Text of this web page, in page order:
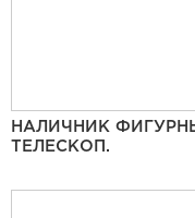
НАЛИЧНИК
ТЕЛЕСКОП.